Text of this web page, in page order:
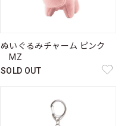
ぬいぐるみチャーム ピンク
MZ
SOLD OUT